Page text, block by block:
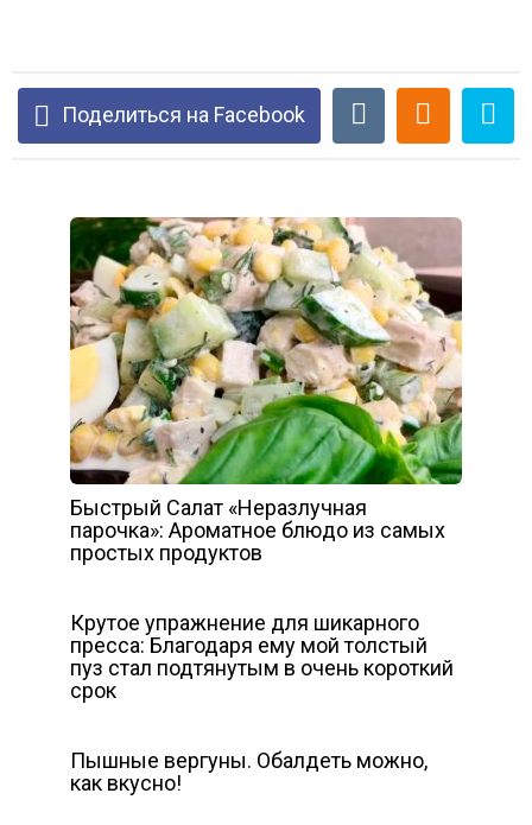
Поделиться на Facebook
Быстрый Салат «Неразлучная
парочка»: Ароматное блюдо из самых
простых продуктов
Крутое упражнение для шикарного
пресса: Благодаря ему мой толстый
пуз стал подтянутым в очень короткий
срок
Пышные вергуны. Обалдеть можно,
как вкусно!